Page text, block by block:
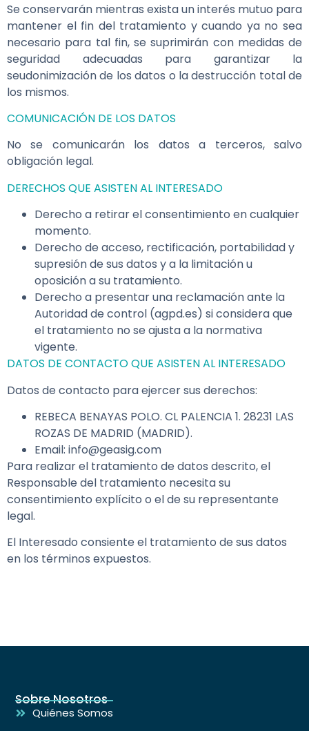
Se conservarán mientras exista un interés mutuo para
mantener el fin del tratamiento y cuando ya no sea
necesario para tal fin, se suprimirán con medidas de
seguridad adecuadas para garantizar la
seudonimización de los datos o la destrucción total de
los mismos.
COMUNICACIÓN DE LOS DATOS
No se comunicarán los datos a terceros, salvo
obligación legal.
DERECHOS QUE ASISTEN AL INTERESADO
Derecho a retirar el consentimiento en cualquier
momento.
Derecho de acceso, rectificación, portabilidad y
supresión de sus datos y a la limitación u
oposición a su tratamiento.
Derecho a presentar una reclamación ante la
Autoridad de control (agpd.es) si considera que
el tratamiento no se ajusta a la normativa
vigente.
DATOS DE CONTACTO QUE ASISTEN AL INTERESADO
Datos de contacto para ejercer sus derechos:
REBECA BENAYAS POLO. CL PALENCIA 1. 28231 LAS
ROZAS DE MADRID (MADRID).
Email: info@geasig.com
Para realizar el tratamiento de datos descrito, el
Responsable del tratamiento necesita su
consentimiento explícito o el de su representante
legal.
El Interesado consiente el tratamiento de sus datos
en los términos expuestos.
Sobre Nosotros
Quiénes Somos